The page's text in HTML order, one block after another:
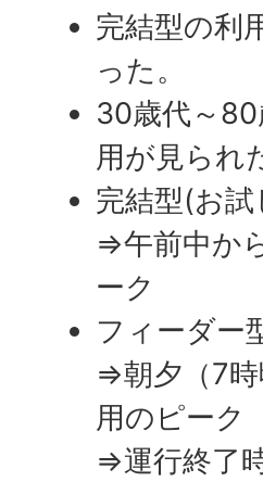
完結型の利
った。
30歳代～
用が見られ
完結型(お
⇒午前中か
ーク
フィーダー
⇒朝夕（7時
用のピーク
⇒運行終了